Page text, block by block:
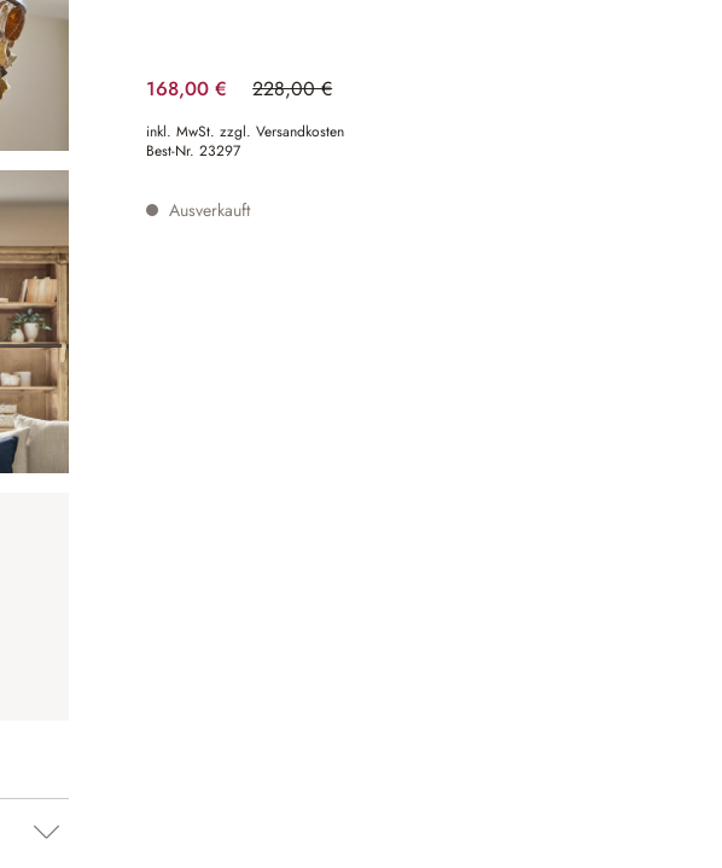
168,00 € 228,00 €
(26.32% gespart)
inkl. MwSt. zzgl. Versandkosten
Best-Nr.23297
Ausverkauft